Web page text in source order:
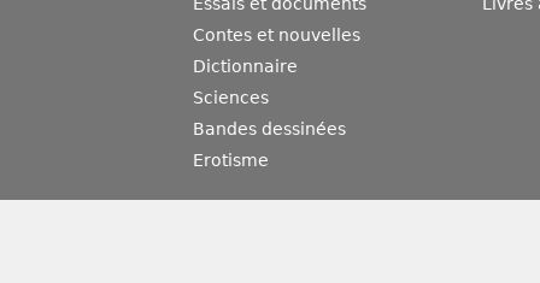
Essais et documents
Contes et nouvelles
Dictionnaire
Sciences
Bandes dessinées
Erotisme
Livres